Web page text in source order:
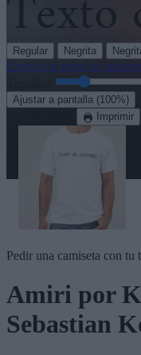
Regular Negrita
Explora el resto de
Ajustar a pantalla (100%)
Imprimir
Pedir una camiseta con tu
Amiri por
Sebastian